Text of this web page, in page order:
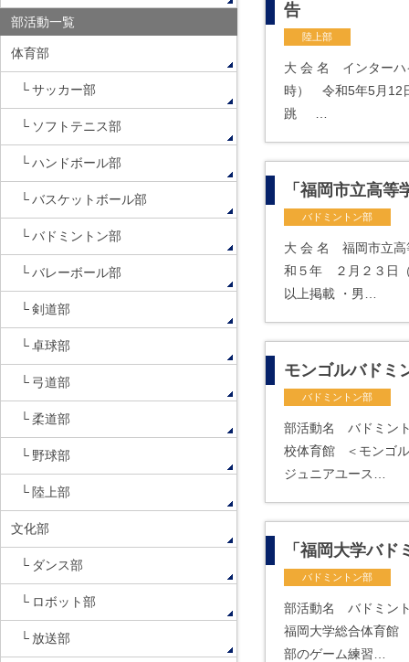
告
陸上部
大 会 名 インターハ
時） 令和5年5月12
跳 …
「福岡市立高
バドミントン部
大 会 名 福岡市立
和５年 ２月２３
以上掲載 ・男…
モンゴルバドミ
バドミントン部
部活動名 バドミン
校体育館 ＜モンゴ
ジュニアユース…
「福岡大学バ
バドミントン部
部活動名 バドミン
福岡大学総合体育館
部のゲーム練習…
部活動一覧
体育部
サッカー部
ソフトテニス部
ハンドボール部
バスケットボール部
バドミントン部
バレーボール部
剣道部
卓球部
弓道部
柔道部
野球部
陸上部
文化部
ダンス部
ロボット部
放送部